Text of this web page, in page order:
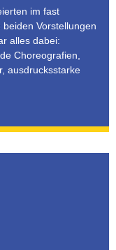
im fast
Vorstellungen
alles dabei:
Choreografien,
ausdrucksstarke